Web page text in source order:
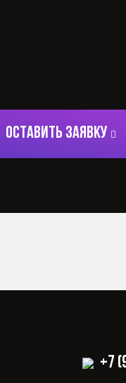
ОСТАВИТЬ ЗАЯВКУ
+7